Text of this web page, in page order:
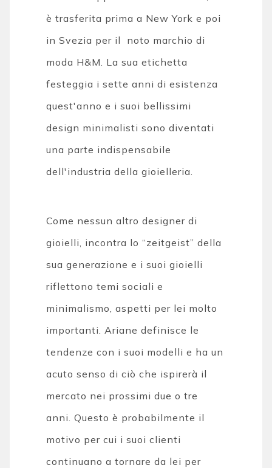
è trasferita prima a New York e poi
in Svezia per il noto marchio di
moda H&M. La sua etichetta
festeggia i sette anni di esistenza
quest'anno e i suoi bellissimi
design minimalisti sono diventati
una parte indispensabile
dell'industria della gioielleria.
Come nessun altro designer di
gioielli, incontra lo “zeitgeist” della
sua generazione e i suoi gioielli
riflettono temi sociali e
minimalismo, aspetti per lei molto
importanti. Ariane definisce le
tendenze con i suoi modelli e ha un
acuto senso di ciò che ispirerà il
mercato nei prossimi due o tre
anni. Questo è probabilmente il
motivo per cui i suoi clienti
continuano a tornare da lei per